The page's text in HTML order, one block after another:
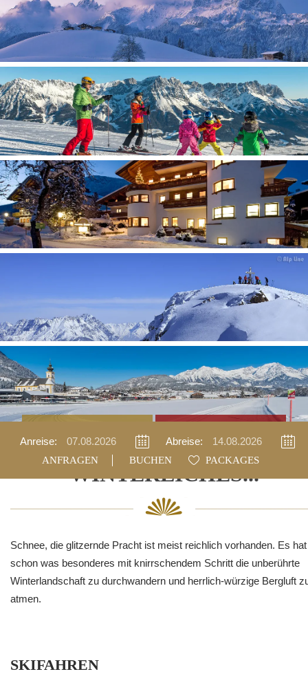
Anreise:
Abreise:
BUCHEN
PACKAGES
WINTERLICHES...
Schnee, die glitzernde Pracht ist meist reichlich vorhanden. Es hat
schon was besonderes mit knirrschendem Schritt die unberührte
Winterlandschaft zu durchwandern und herrlich-würzige Bergluft
atmen.
SKIFAHREN